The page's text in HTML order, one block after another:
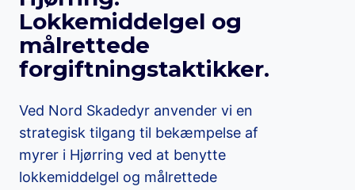
Lokkemiddelgel og
målrettede
forgiftningstaktikker.
Ved Nord Skadedyr anvender vi en
strategisk tilgang til bekæmpelse af
myrer i Hjørring ved at benytte
lokkemiddelgel og målrettede